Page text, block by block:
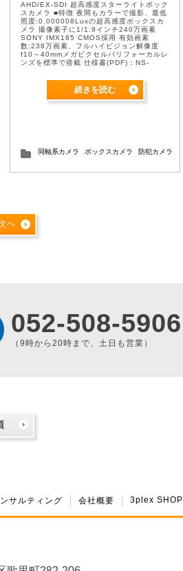
AHD/EX-SDI 超高感度スターライトボック
スカメラ ■特徴 夜間もカラーで撮影、最低
照度:0.000008Luxの超高感度ボックスカ
メラ 撮像素子に1/1.9インチ240万画素
SONY IMX185 CMOS採用 有効画素
数:238万画素、フルハイビジョン解像度
f10～40mmメガピクセルバリフォーカルレ
ンズを標準で搭載 仕様書(PDF)：NS-
続きを読む
同軸系カメラ ボックスカメラ 防犯カメラ
へ
052-508-5906
（9時から20時まで、土日も営業）
サルティング 会社概要 3plex SHOP